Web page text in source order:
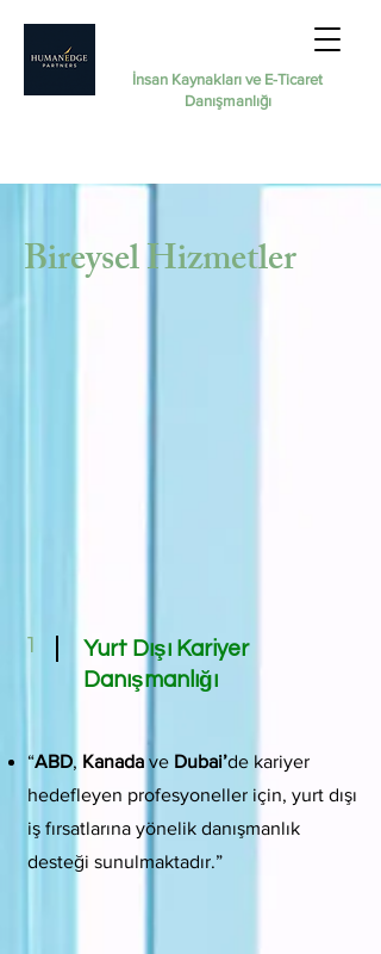
İnsan Kaynakları ve E-Ticaret
Danışmanlığı
Bireysel Hizmetler
1
Yurt Dışı Kariyer
Danışmanlığı
“ABD, Kanada ve Dubai’de kariyer
hedefleyen profesyoneller için, yurt dışı
iş fırsatlarına yönelik danışmanlık
desteği sunulmaktadır.”